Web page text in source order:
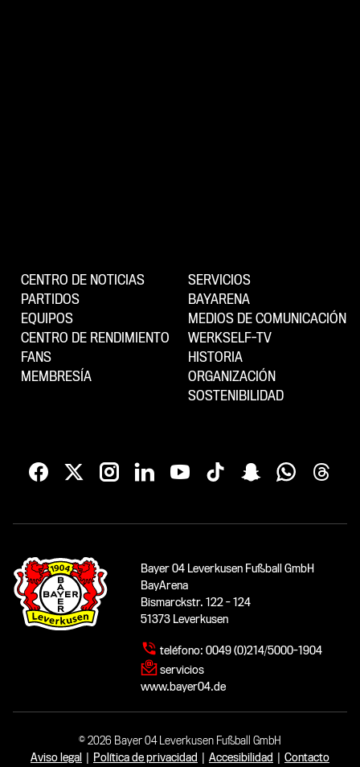
CENTRO DE NOTICIAS
PARTIDOS
EQUIPOS
CENTRO DE RENDIMIENTO
FANS
MEMBRESÍA
SERVICIOS
BAYARENA
MEDIOS DE COMUNICACIÓN
WERKSELF-TV
HISTORIA
ORGANIZACIÓN
SOSTENIBILIDAD
Bayer 04 Leverkusen Fußball GmbH
BayArena
Bismarckstr. 122 - 124
51373 Leverkusen
teléfono: 0049 (0)214/5000-1904
servicios
www.bayer04.de
© 2026 Bayer 04 Leverkusen Fußball GmbH
Aviso legal
Política de privacidad Accesibilidad Contacto